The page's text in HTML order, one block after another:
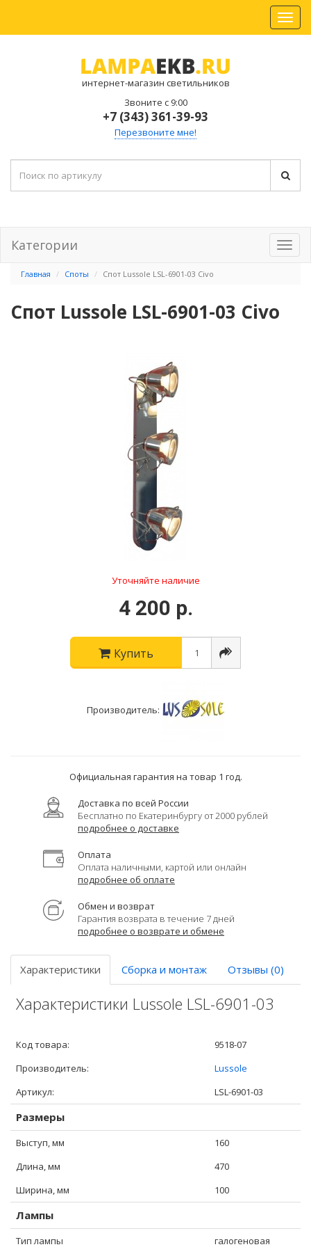
интернет-магазин светильников
Звоните с 9:00
+7 (343) 361-39-93
Перезвоните мне!
Категории
Главная Споты Спот Lussole LSL-6901-03 Civo
Спот Lussole LSL-6901-03 Civo
Уточняйте наличие
4 200 р.
Купить
Производитель:
Официальная гарантия на товар 1 год.
Доставка по всей России
Бесплатно по Екатеринбургу от 2000 рублей
подробнее о доставке
Оплата
Оплата наличными, картой или онлайн
подробнее об оплате
Обмен и возврат
Гарантия возврата в течение 7 дней
подробнее о возврате и обмене
Характеристики Сборка и монтаж Отзывы (0)
Характеристики Lussole LSL-6901-03
Код товара:
9518-07
Производитель:
Lussole
Артикул:
LSL-6901-03
Размеры
Выступ, мм
160
Длина, мм
470
Ширина, мм
100
Лампы
Тип лампы галогеновая